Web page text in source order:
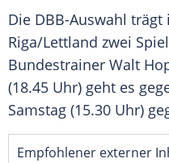
Die DBB-Auswahl
Riga/Lettland zwei
Bundestrainer Walt
(18.45 Uhr) geht es
Samstag (15.30 Uhr)
Empfohlener externer